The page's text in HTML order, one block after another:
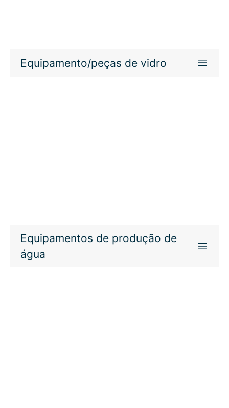
Equipamento/peças de vidro
Equipamentos de produção de
água